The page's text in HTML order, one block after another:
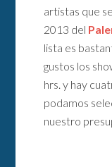
artistas que
2013 del
lista es
gustos los
hrs. y hay
podamos
nuestro